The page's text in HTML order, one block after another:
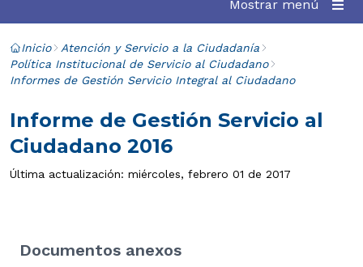
Mostrar menú
Inicio
Atención y Servicio a la Ciudadanía
Política Institucional de Servicio al Ciudadano
Informes de Gestión Servicio Integral al Ciudadano
Informe de Gestión Servicio al
Ciudadano 2016
Última actualización: miércoles, febrero 01 de 2017
Documentos anexos